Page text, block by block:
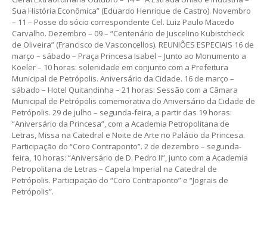
Sua História Econômica” (Eduardo Henrique de Castro). Novembro
– 11 – Posse do sócio correspondente Cel. Luiz Paulo Macedo
Carvalho. Dezembro – 09 – “Centenário de Juscelino Kubistcheck
de Oliveira” (Francisco de Vasconcellos). REUNIÕES ESPECIAIS 16 de
março – sábado – Praça Princesa Isabel – Junto ao Monumento a
Köeler – 10 horas: solenidade em conjunto com a Prefeitura
Municipal de Petrópolis. Aniversário da Cidade. 16 de março –
sábado – Hotel Quitandinha – 21 horas: Sessão com a Câmara
Municipal de Petrópolis comemorativa do Aniversário da Cidade de
Petrópolis. 29 de julho – segunda-feira, a partir das 19 horas:
“Aniversário da Princesa”, com a Academia Petropolitana de
Letras, Missa na Catedral e Noite de Arte no Palácio da Princesa.
Participação do “Coro Contraponto”. 2 de dezembro – segunda-
feira, 10 horas: “Aniversário de D. Pedro II”, junto com a Academia
Petropolitana de Letras – Capela Imperial na Catedral de
Petrópolis. Participação do “Coro Contraponto” e “Jograis de
Petrópolis”.